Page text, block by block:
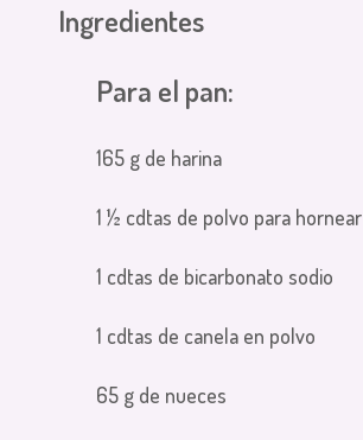
Ingredientes
Para el pan:
165 g de harina
1 ½ cdtas de polvo para hornear
1 cdtas de bicarbonato sodio
1 cdtas de canela en polvo
65 g de nueces